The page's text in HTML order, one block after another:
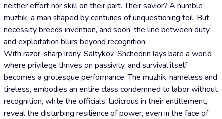
neither effort nor skill on their part. Their savior? A humble
muzhik, a man shaped by centuries of unquestioning toil. But
necessity breeds invention, and soon, the line between duty
and exploitation blurs beyond recognition.
With razor-sharp irony, Saltykov-Shchedrin lays bare a world
where privilege thrives on passivity, and survival itself
becomes a grotesque performance. The muzhik, nameless and
tireless, embodies an entire class condemned to labor without
recognition, while the officials, ludicrous in their entitlement,
reveal the disturbing resilience of power, even in the face of